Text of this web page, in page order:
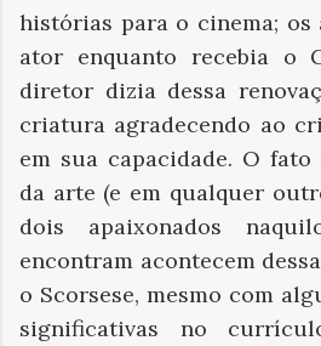
histórias para o cinema; os
ator enquanto recebia o
diretor dizia dessa
criatura agradecendo ao
em sua capacidade. O
da arte (e em qualquer
dois apaixonados
encontram acontecem
o Scorsese, mesmo com
significativas no